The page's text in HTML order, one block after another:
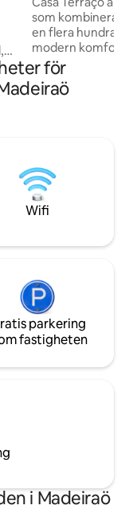
i
som kombinerar
en flera hundra
modern komfort.
planlösning på
fullt utrustat kök
erbjuder
kommer du att
med en eldstad
gemensamma
saltvattenpoolen.
för
Wifi
parkering
fastigheten
i Madeiraö